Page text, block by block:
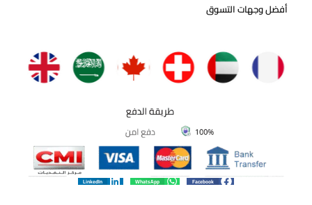
أفضل وجهات التسوق
Facebook
WhatsApp
LinkedIn